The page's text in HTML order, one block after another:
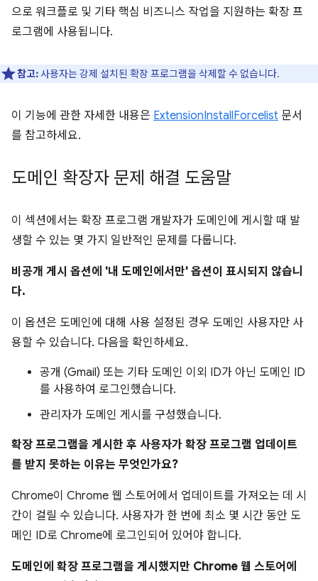
으로 워크플로 및 기타 핵심 비즈니스 작업을 지원하는 확장 프
로그램에 사용됩니다.
참고: 사용자는 강제 설치된 확장 프로그램을 삭제할 수 없습니다.
이 기능에 관한 자세한 내용은 ExtensionInstallForcelist 문서
를 참고하세요.
도메인 확장자 문제 해결 도움말
이 섹션에서는 확장 프로그램 개발자가 도메인에 게시할 때 발
생할 수 있는 몇 가지 일반적인 문제를 다룹니다.
비공개 게시 옵션에 '내 도메인에서만' 옵션이 표시되지 않습니
다.
이 옵션은 도메인에 대해 사용 설정된 경우 도메인 사용자만 사
용할 수 있습니다. 다음을 확인하세요.
공개 (Gmail) 또는 기타 도메인 이외 ID가 아닌 도메인 ID
를 사용하여 로그인했습니다.
관리자가 도메인 게시를 구성했습니다.
확장 프로그램을 게시한 후 사용자가 확장 프로그램 업데이트
를 받지 못하는 이유는 무엇인가요?
Chrome이 Chrome 웹 스토어에서 업데이트를 가져오는 데 시
간이 걸릴 수 있습니다. 사용자가 한 번에 최소 몇 시간 동안 도
메인 ID로 Chrome에 로그인되어 있어야 합니다.
도메인에 확장 프로그램을 게시했지만 Chrome 웹 스토어에